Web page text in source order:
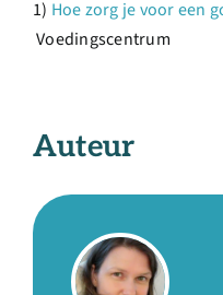
1) Hoe zorg je voor een
Voedingscentrum
Auteur